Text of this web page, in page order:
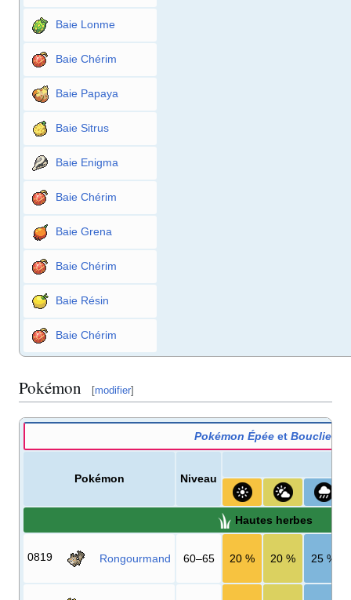
Baie Lonme
Baie Chérim
Baie Papaya
Baie Sitrus
Baie Enigma
Baie Chérim
Baie Grena
Baie Chérim
Baie Résin
Baie Chérim
Pokémon [modifier]
Pokémon Épée et Bouclier
Pokémon Niveau
Hautes herbes
0819 Rongourmand 60–65 20 % 20 % 25 %